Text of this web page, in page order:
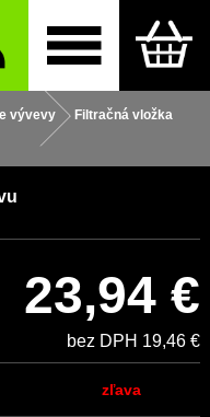
vývevy Filtračná vložka
23,94 €
bez DPH 19,46 €
zľava